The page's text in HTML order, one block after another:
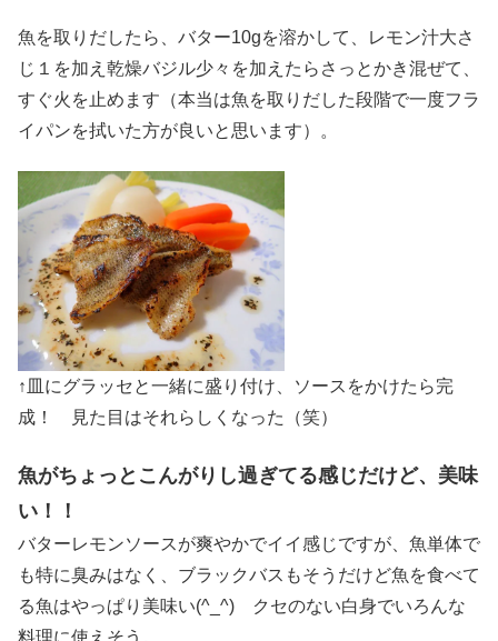
魚を取りだしたら、バター10gを溶かして、レモン汁大さ
じ１を加え乾燥バジル少々を加えたらさっとかき混ぜて、
すぐ火を止めます（本当は魚を取りだした段階で一度フラ
イパンを拭いた方が良いと思います）。
↑皿にグラッセと一緒に盛り付け、ソースをかけたら完
成！ 見た目はそれらしくなった（笑）
魚がちょっとこんがりし過ぎてる感じだけど、美味
い！！
バターレモンソースが爽やかでイイ感じですが、魚単体で
も特に臭みはなく、ブラックバスもそうだけど魚を食べて
る魚はやっぱり美味い(^_^) クセのない白身でいろんな